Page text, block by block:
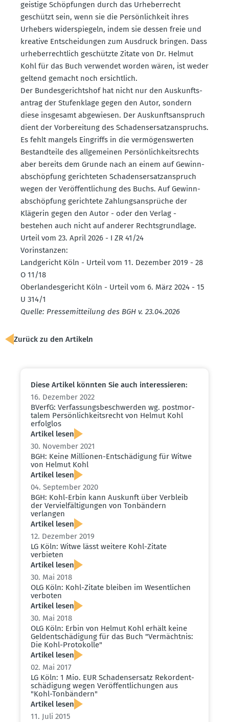
geistige Schöp­fungen durch das Urheber­recht
geschützt sein, wenn sie die Persön­lichkeit ihres
Urhebers wider­spiegeln, indem sie dessen freie und
kreative Entschei­dungen zum Ausdruck bringen. Dass
urheber­rechtlich geschützte Zitate von Dr. Helmut
Kohl für das Buch verwendet worden wären, ist weder
geltend gemacht noch ersichtlich.
Der Bundes­ge­richtshof hat nicht nur den Auskunfts­
antrag der Stufen­klage gegen den Autor, sondern
diese insgesamt abgewiesen. Der Auskunfts­an­spruch
dient der Vorbe­reitung des Schadens­er­satz­an­spruchs.
Es fehlt mangels Eingriffs in die vermö­gens­werten
Bestand­teile des allge­meinen Persön­lich­keits­rechts
aber bereits dem Grunde nach an einem auf Gewinn­
ab­schöpfung gerich­teten Schadens­er­satz­an­spruch
wegen der Veröf­fent­li­chung des Buchs. Auf Gewinn­
ab­schöpfung gerichtete Zahlungs­an­sprüche der
Klägerin gegen den Autor - oder den Verlag -
bestehen auch nicht auf anderer Rechts­grundlage.
Urteil vom 23. April 2026 - I ZR 41/24
Vorin­stanzen:
Landge­richt Köln - Urteil vom 11. Dezember 2019 - 28
O 11/18
Oberlan­des­ge­richt Köln - Urteil vom 6. März 2024 - 15
U 314/1
Quelle: Presse­mit­teilung des BGH v. 23.04.2026
Zurück zu den Artikeln
Diese Artikel könnten Sie auch inter­es­sieren:
16. Dezember 2022
BVerfG: Verfas­sungs­be­schwerden wg. postmor­
talem Persön­lich­keits­recht von Helmut Kohl
erfolglos
Artikel lesen
30. November 2021
BGH: Keine Millionen-Entschä­digung für Witwe
von Helmut Kohl
Artikel lesen
04. September 2020
BGH: Kohl-Erbin kann Auskunft über Verbleib
der Verviel­fäl­ti­gungen von Tonbändern
verlangen
Artikel lesen
12. Dezember 2019
LG Köln: Witwe lässt weitere Kohl-Zitate
verbieten
Artikel lesen
30. Mai 2018
OLG Köln: Kohl-Zitate bleiben im Wesent­lichen
verboten
Artikel lesen
30. Mai 2018
OLG Köln: Erbin von Helmut Kohl erhält keine
Geldent­schä­digung für das Buch "Vermächtnis:
Die Kohl-Proto­kolle"
Artikel lesen
02. Mai 2017
LG Köln: 1 Mio. EUR Schadens­ersatz Rekor­d­ent­
schä­digung wegen Veröf­fent­li­chungen aus
"Kohl-Tonbändern"
Artikel lesen
11. Juli 2015